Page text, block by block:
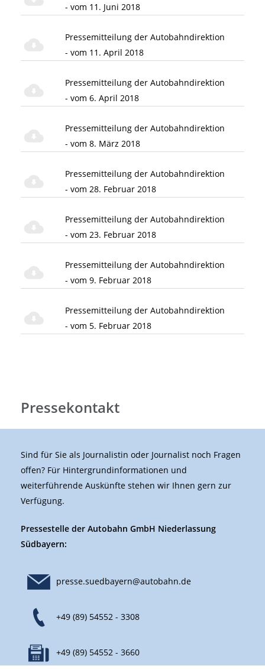
- vom 11. Juni 2018
Pressemitteilung der Autobahndirektion
- vom 11. April 2018
Pressemitteilung der Autobahndirektion
- vom 6. April 2018
Pressemitteilung der Autobahndirektion
- vom 8. März 2018
Pressemitteilung der Autobahndirektion
- vom 28. Februar 2018
Pressemitteilung der Autobahndirektion
- vom 23. Februar 2018
Pressemitteilung der Autobahndirektion
- vom 9. Februar 2018
Pressemitteilung der Autobahndirektion
- vom 5. Februar 2018
Pressekontakt
Sind für Sie als Journalistin oder Journalist noch Fragen
offen? Für Hintergrundinformationen und
weiterführende Auskünfte stehen wir Ihnen gern zur
Verfügung.
Pressestelle der Autobahn GmbH Niederlassung
Südbayern:
presse.suedbayern@autobahn.de
+49 (89) 54552 - 3308
+49 (89) 54552 - 3660